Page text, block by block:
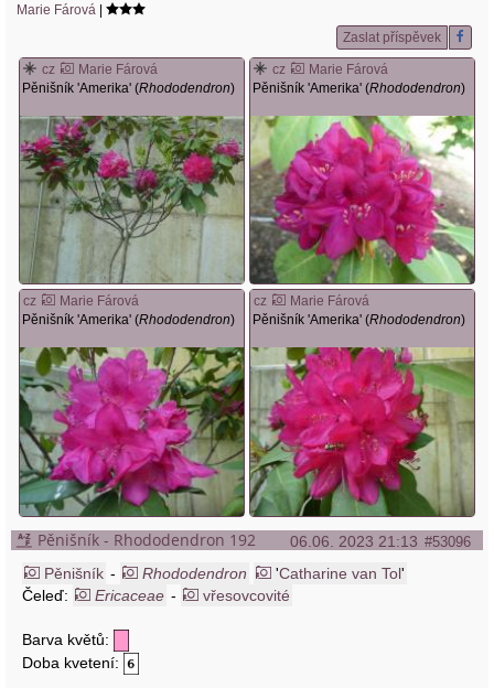
Marie Fárová |
Zaslat příspěvek
cz
Marie Fárová
Pěnišník 'Amerika' (Rhododendron)
cz
Marie Fárová
Pěnišník 'Amerika' (Rhododendron)
cz
Marie Fárová
Pěnišník 'Amerika' (Rhododendron)
cz
Marie Fárová
Pěnišník 'Amerika' (Rhododendron)
06.06. 2023 21:13 #53096
Pěnišník - Rhododendron 192
Pěnišník - Rhododendron 'Catharine van Tol'
Čeleď:
Ericaceae - vřesovcovité
Barva květů:
Doba kvetení: